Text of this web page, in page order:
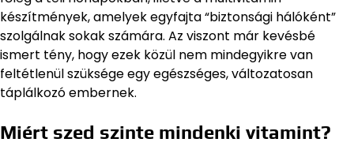
készítmények, amelyek egyfajta “biztonsági hálóként”
szolgálnak sokak számára. Az viszont már kevésbé
ismert tény, hogy ezek közül nem mindegyikre van
feltétlenül szüksége egy egészséges, változatosan
táplálkozó embernek.
Miért szed szinte mindenki vitamint?